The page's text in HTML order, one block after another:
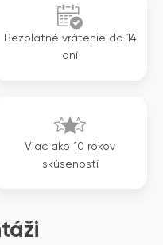
Bezplatné vrátenie do 14
dní
Viac ako 10 rokov
skúseností